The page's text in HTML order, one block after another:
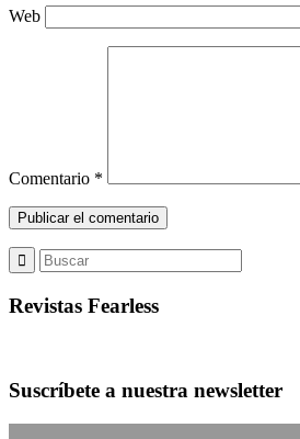
Web
Comentario *
Revistas Fearless
Suscríbete a nuestra newsletter